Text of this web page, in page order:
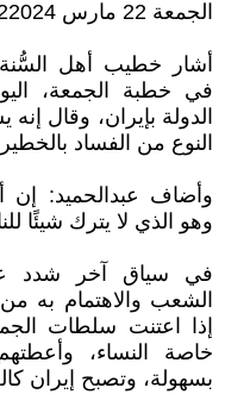
الجمعة 22 مارس 22024
أشار خطيب أهل السُّنة
في خطبة الجمعة،
الدولة بإيران، وقال
النوع من الفساد
وأضاف عبدالحميد: إن
وهو الذي لا يترك شيئًا
في سياق آخر شدد
الشعب والاهتمام به
إذا اعتنت سلطات
خاصة النساء،
بسهولة، وتصبح إيران